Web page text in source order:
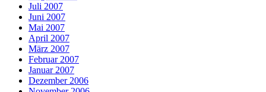
Juli 2007
Juni 2007
Mai 2007
April 2007
März 2007
Februar 2007
Januar 2007
Dezember 2006